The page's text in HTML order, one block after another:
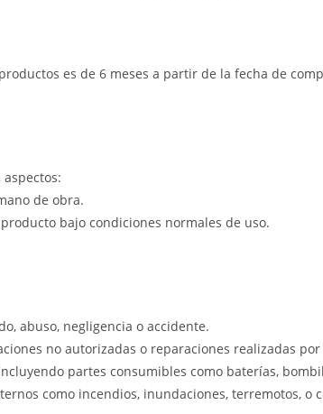
es de 6 meses a partir de la fecha de
de obra.
bajo condiciones normales de uso.
abuso, negligencia o accidente.
no autorizadas o reparaciones realizadas
partes consumibles como baterías,
como incendios, inundaciones, terremotos,